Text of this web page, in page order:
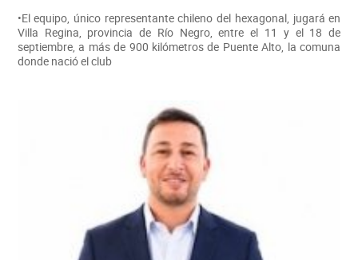
•El equipo, único representante chileno del hexagonal, jugará en
Villa Regina, provincia de Río Negro, entre el 11 y el 18 de
septiembre, a más de 900 kilómetros de Puente Alto, la comuna
donde nació el club